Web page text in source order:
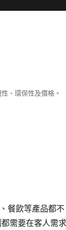
、環保性及價格。
餐飲等產品都不
需要在客人需求